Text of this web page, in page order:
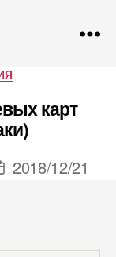
карт
2018/12/21